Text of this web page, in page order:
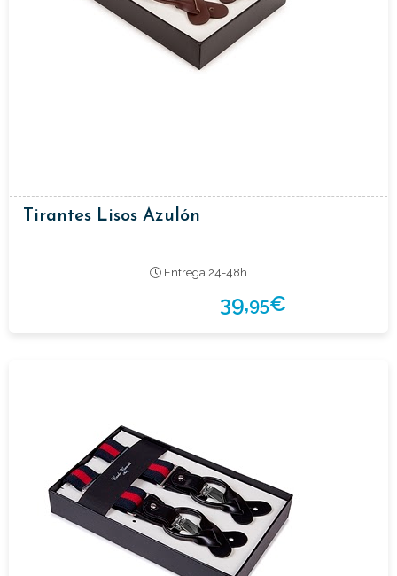
Tirantes Lisos Azulón
Entrega 24-48h
39,95€